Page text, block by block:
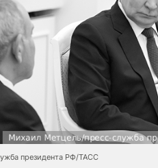
президента РФ/ТАСС